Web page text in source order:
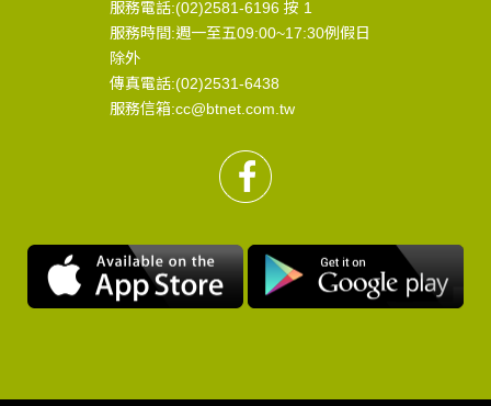
服務電話:(02)2581-6196 按 1
服務時間:週一至五09:00~17:30例假日
除外
傳真電話:(02)2531-6438
服務信箱:cc@btnet.com.tw